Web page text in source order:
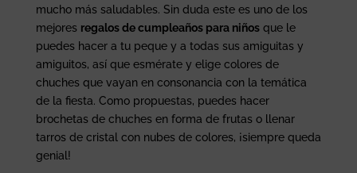
mucho más saludables. Sin duda este es uno de los
mejores regalos de cumpleaños para niñosque le
puedes hacer a tu peque y a todas sus amiguitas y
amiguitos, así que esmérate y elige colores de
chuches que vayan en consonancia con la temática
de la fiesta. Como propuestas, puedes hacer
brochetas de chuches en forma de frutas o llenar
tarros de cristal con nubes de colores, ¡siempre queda
genial!